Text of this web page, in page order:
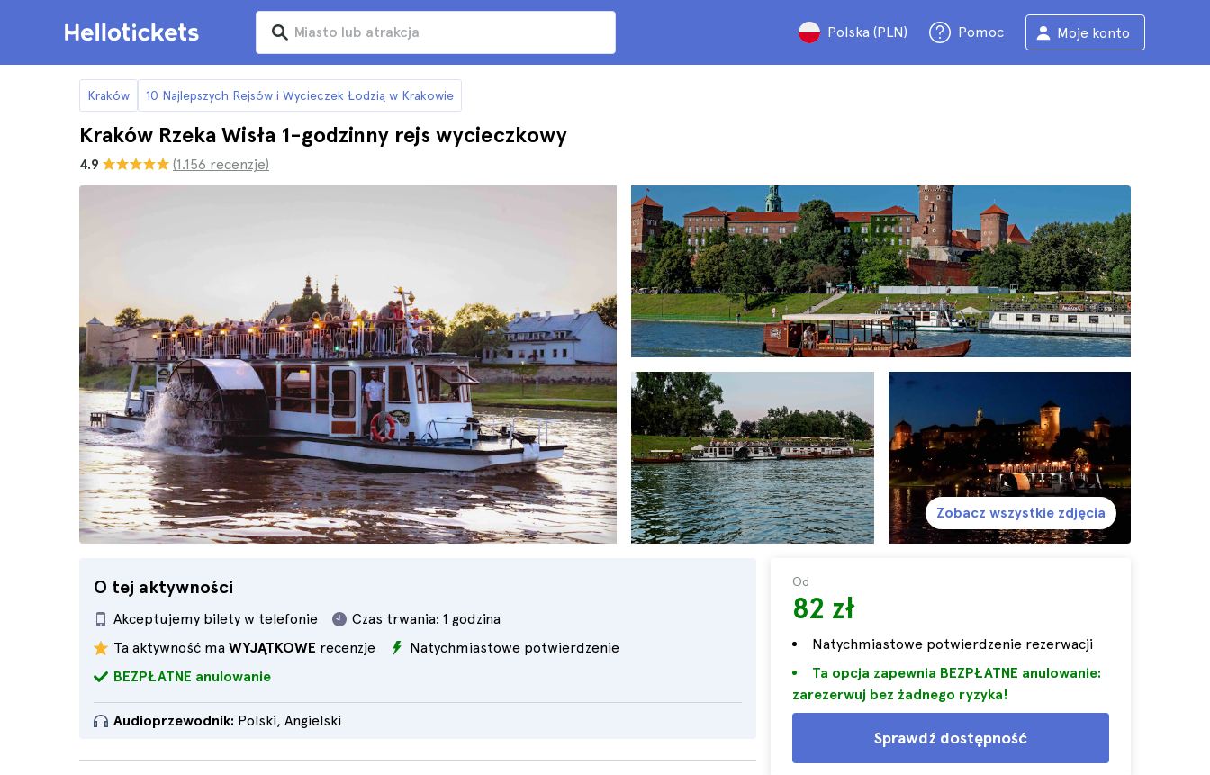
Polska (PLN) Pomoc Moje konto
Kraków 10 Najlepszych Rejsów i Wycieczek Łodzią w Krakowie
Kraków Rzeka Wisła 1-godzinny rejs wycieczkowy
4.9 (1.156 recenzje)
O tej aktywności
Akceptujemy bilety w telefonie Czas trwania: 1 godzina
Ta aktywność ma WYJĄTKOWE recenzje
Natychmiastowe potwierdzenie
BEZPŁATNE anulowanie
Audioprzewodnik: Polski, Angielski
Od
82 zł
Natychmiastowe potwierdzenie rezerwacji
Ta opcja zapewnia BEZPŁATNE anulowanie:
zarezerwuj bez żadnego ryzyka!
Sprawdź dostępność
Zobacz wszystkie zdjęcia